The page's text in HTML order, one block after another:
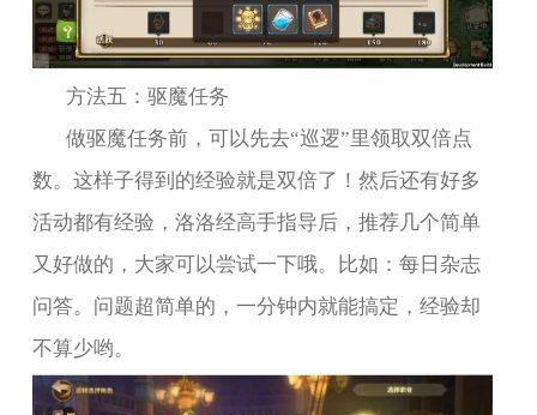
方法五：驱魔任务
做驱魔任务前，可以先去“巡逻”里领取双倍点
数。这样子得到的经验就是双倍了！然后还有好多
活动都有经验，洛洛经高手指导后，推荐几个简单
又好做的，大家可以尝试一下哦。比如：每日杂志
问答。问题超简单的，一分钟内就能搞定，经验却
不算少哟。